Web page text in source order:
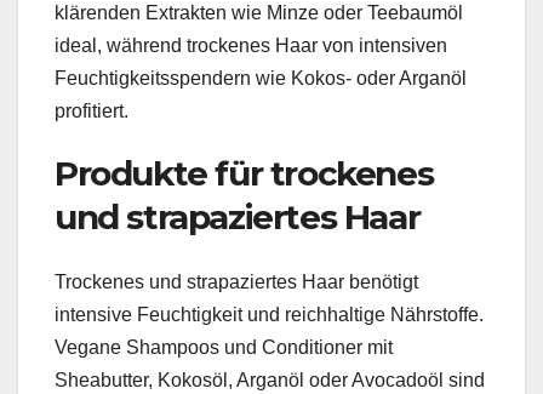
klärenden Extrakten wie Minze oder Teebaumöl
ideal, während trockenes Haar von intensiven
Feuchtigkeitsspendern wie Kokos- oder Arganöl
profitiert.
Produkte für trockenes
und strapaziertes Haar
Trockenes und strapaziertes Haar benötigt
intensive Feuchtigkeit und reichhaltige Nährstoffe.
Vegane Shampoos und Conditioner mit
Sheabutter, Kokosöl, Arganöl oder Avocadoöl sind